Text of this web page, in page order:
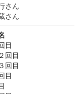
さん
さん
目
目
目
目